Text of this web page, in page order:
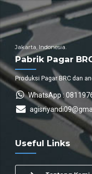
Jakarta, Indonesia.
Pabrik Pagar
Produksi Pagar BRC dan
WhatsApp :
Useful Links